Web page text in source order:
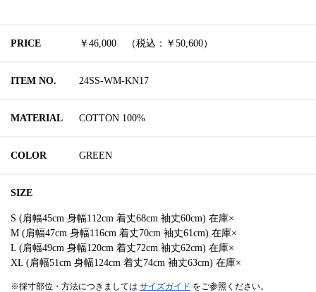
PRICE ￥46,000 （税込：￥50,600）
ITEM NO. 24SS-WM-KN17
MATERIAL COTTON 100%
COLOR GREEN
SIZE
S (肩幅45cm 身幅112cm 着丈68cm 袖丈60cm) 在庫×
M (肩幅47cm 身幅116cm 着丈70cm 袖丈61cm) 在庫×
L (肩幅49cm 身幅120cm 着丈72cm 袖丈62cm) 在庫×
XL (肩幅51cm 身幅124cm 着丈74cm 袖丈63cm) 在庫×
※採寸部位・方法につきましては サイズガイド をご参照ください。